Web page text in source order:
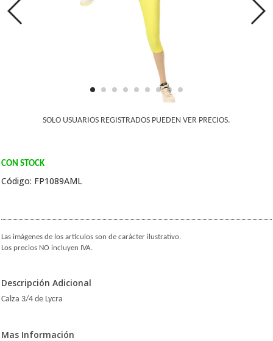
SOLO USUARIOS REGISTRADOS PUEDEN VER PRECIOS.
CON STOCK
Código: FP1089AML
Las imágenes de los artículos son de carácter ilustrativo.
Los precios NO incluyen IVA.
Descripción Adicional
Calza 3/4 de Lycra
Mas Información